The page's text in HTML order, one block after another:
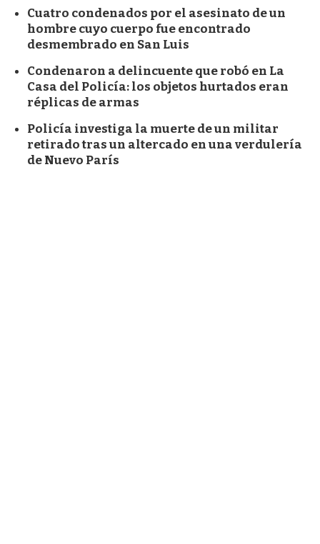
Cuatro condenados por el asesinato de un
hombre cuyo cuerpo fue encontrado
desmembrado en San Luis
Condenaron a delincuente que robó en La
Casa del Policía: los objetos hurtados eran
réplicas de armas
Policía investiga la muerte de un militar
retirado tras un altercado en una verdulería
de Nuevo París